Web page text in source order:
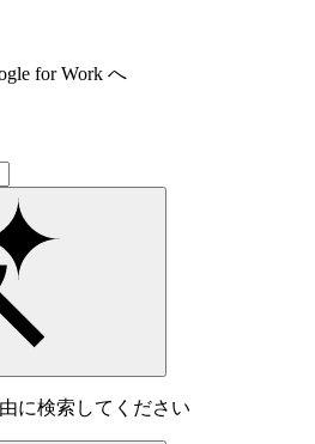
for Work へ
に検索してください